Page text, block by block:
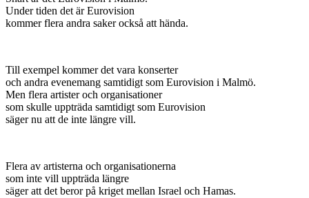
Under tiden det är Eurovision
kommer flera andra saker också att hända.
Till exempel kommer det vara konserter
och andra evenemang samtidigt som Eurovision i Malmö.
Men flera artister och organisationer
som skulle uppträda samtidigt som Eurovision
säger nu att de inte längre vill.
Flera av artisterna och organisationerna
som inte vill uppträda längre
säger att det beror på kriget mellan Israel och Hamas.